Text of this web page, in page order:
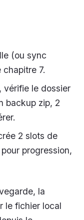
(ou sync
chapitre 7.
vérifie le dossier
backup zip, 2
2 slots de
progression,
la
le fichier local